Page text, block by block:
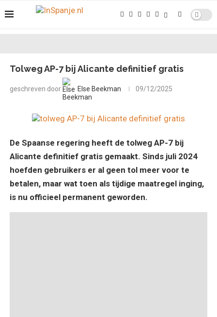
Tolweg AP-7 bij Alicante definitief gratis
geschreven door Else Beekman 09/12/2025
De Spaanse regering heeft de tolweg AP-7 bij
Alicante definitief gratis gemaakt. Sinds juli 2024
hoefden gebruikers er al geen tol meer voor te
betalen, maar wat toen als tijdige maatregel inging,
is nu officieel permanent geworden.